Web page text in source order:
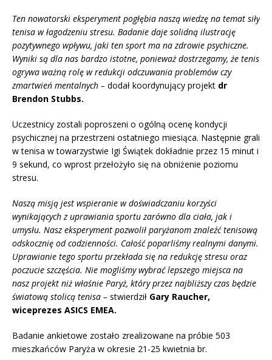
Ten nowatorski eksperyment pogłębia naszą wiedzę na temat siły
tenisa w łagodzeniu stresu. Badanie daje solidną ilustrację
pozytywnego wpływu, jaki ten sport ma na zdrowie psychiczne.
Wyniki są dla nas bardzo istotne, ponieważ dostrzegamy, że tenis
ogrywa ważną rolę w redukcji odczuwania problemów czy
zmartwień mentalnych – dodał koordynujący projekt dr
Brendon Stubbs.
Uczestnicy zostali poproszeni o ogólną ocenę kondycji
psychicznej na przestrzeni ostatniego miesiąca. Następnie grali
w tenisa w towarzystwie Igi Świątek dokładnie przez 15 minut i
9 sekund, co wprost przełożyło się na obniżenie poziomu
stresu.
Naszą misją jest wspieranie w doświadczaniu korzyści
wynikających z uprawiania sportu zarówno dla ciała, jak i
umysłu. Nasz eksperyment pozwolił paryżanom znaleźć tenisową
odskocznię od codzienności. Całość poparliśmy realnymi danymi.
Uprawianie tego sportu przekłada się na redukcję stresu oraz
poczucie szczęścia. Nie mogliśmy wybrać lepszego miejsca na
nasz projekt niż właśnie Paryż, który przez najbliższy czas będzie
światową stolicą tenisa – stwierdził Gary Raucher,
wiceprezes ASICS EMEA.
Badanie ankietowe zostało zrealizowane na próbie 503
mieszkańców Paryża w okresie 21-25 kwietnia br.